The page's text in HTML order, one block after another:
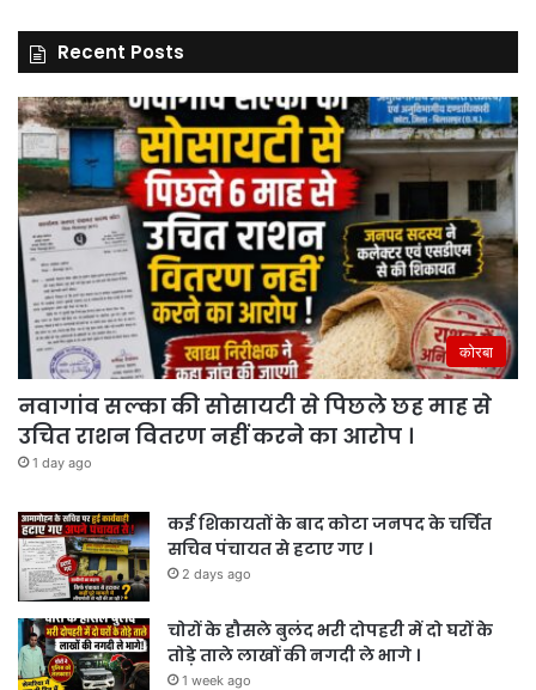
Recent Posts
कोरबा
नवागांव सल्का की सोसायटी से पिछले छह माह से
उचित राशन वितरण नहीं करने का आरोप ।
1 day ago
कई शिकायतों के बाद कोटा जनपद के चर्चित
सचिव पंचायत से हटाए गए ।
2 days ago
चोरों के हौसले बुलंद भरी दोपहरी में दो घरों के
तोड़े ताले लाखों की नगदी ले भागे ।
1 week ago